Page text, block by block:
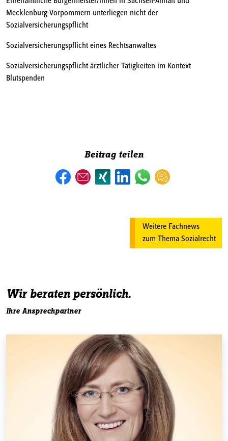
Mecklenburg-Vorpommern unterliegen nicht der
Sozialversicherungspflicht
Sozialversicherungspflicht eines Rechtsanwaltes
Sozialversicherungspflicht ärztlicher Tätigkeiten im Kontext
Blutspenden
Beitrag teilen
Weitere Fachnews
zum Thema Sozialrecht
Wir beraten persönlich.
Ihre Ansprechpartner